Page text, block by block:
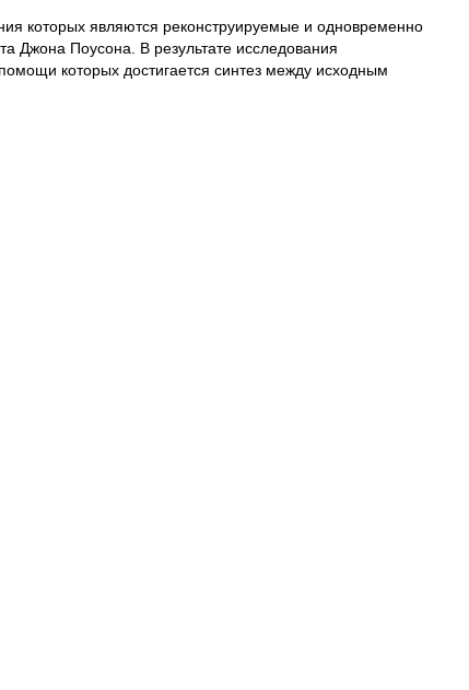
которых являются реконструируемые и одновременно
Джона Поусона. В результате исследования
которых достигается синтез между исходным